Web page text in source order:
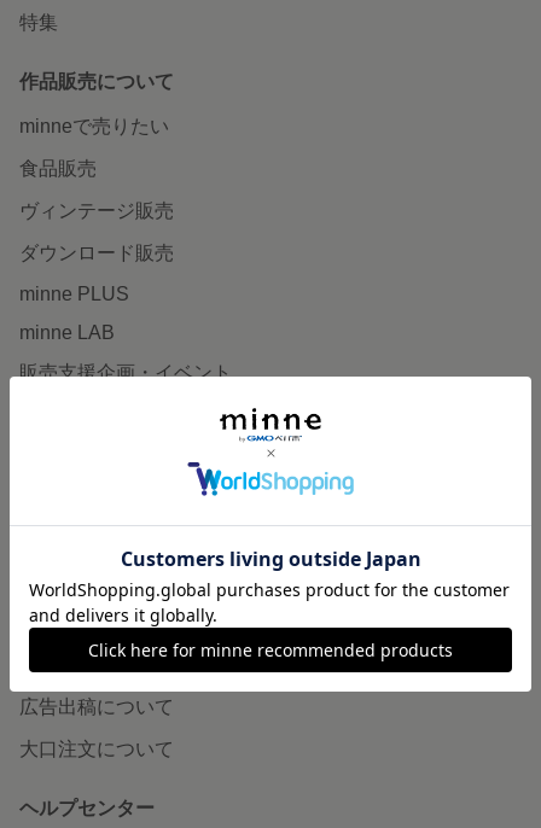
特集
作品販売について
minneで売りたい
食品販売
ヴィンテージ販売
ダウンロード販売
minne PLUS
minne LAB
販売支援企画・イベント
minneとものづくりと
minneの本
企業の方へ
広告出稿について
大口注文について
ヘルプセンター